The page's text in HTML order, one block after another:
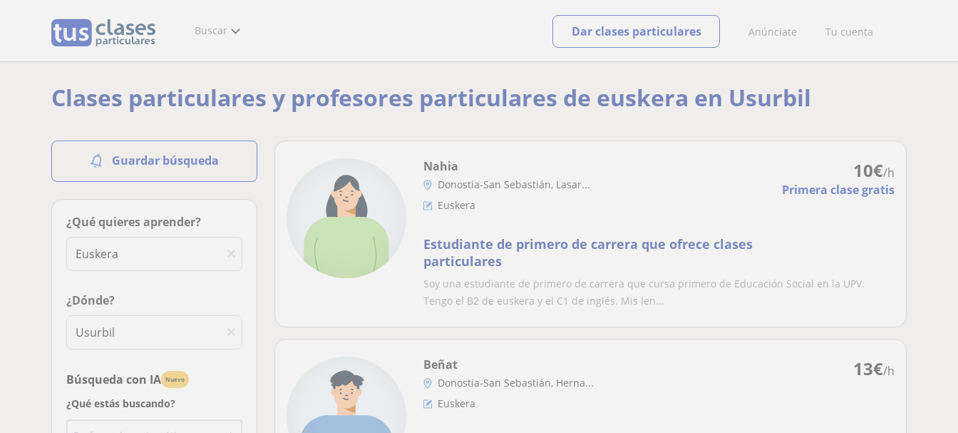
Buscar Anúnciate Tu cuenta
Dar clases particulares
Clases particulares y profesores particulares de euskera en Usurbil
Guardar búsqueda
¿Qué quieres aprender?
¿Dónde?
Búsqueda con IA Nuevo
¿Qué estás buscando?
10€/h
Primera clase gratis
Nahia
Donostia-San Sebastián, Lasar...
Euskera
Estudiante de primero de carrera que ofrece clases
particulares
Soy una estudiante de primero de carrera que cursa primero de Educación Social en la UPV.
Tengo el B2 de euskera y el C1 de inglés. Mis len...
13€/h
Beñat
Donostia-San Sebastián, Herna...
Euskera